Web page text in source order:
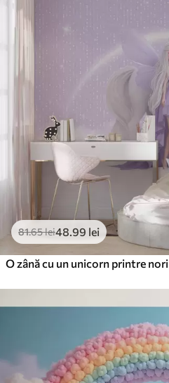
81.65lei48 .99 lei
O zână cu un unicorn printre nori